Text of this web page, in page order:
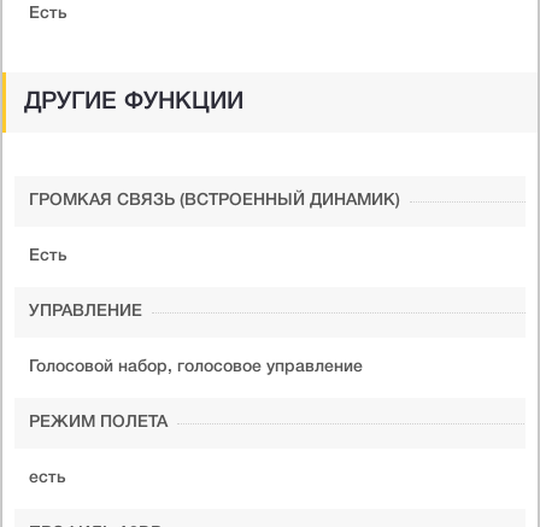
Есть
ДРУГИЕ ФУНКЦИИ
ГРОМКАЯ СВЯЗЬ (ВСТРОЕННЫЙ ДИНАМИК)
Есть
УПРАВЛЕНИЕ
Голосовой набор, голосовое управление
РЕЖИМ ПОЛЕТА
есть